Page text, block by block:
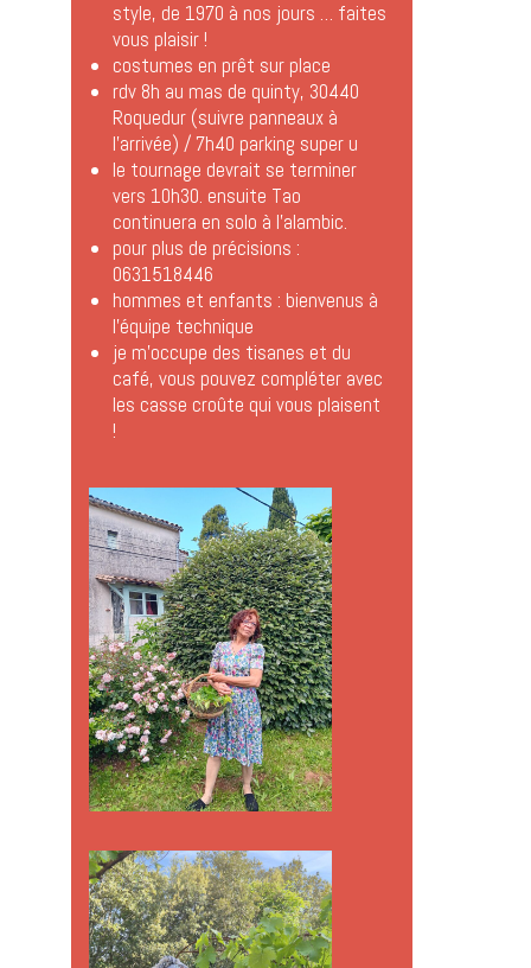
style, de 1970 à nos jours … faites
vous plaisir !
costumes en prêt sur place
rdv 8h au mas de quinty, 30440
Roquedur (suivre panneaux à
l’arrivée) / 7h40 parking super u
le tournage devrait se terminer
vers 10h30. ensuite Tao
continuera en solo à l’alambic.
pour plus de précisions :
0631518446
hommes et enfants : bienvenus à
l’équipe technique
je m’occupe des tisanes et du
café, vous pouvez compléter avec
les casse croûte qui vous plaisent
!